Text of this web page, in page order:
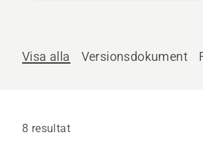
Visa alla
Versionsdokument
8 resultat